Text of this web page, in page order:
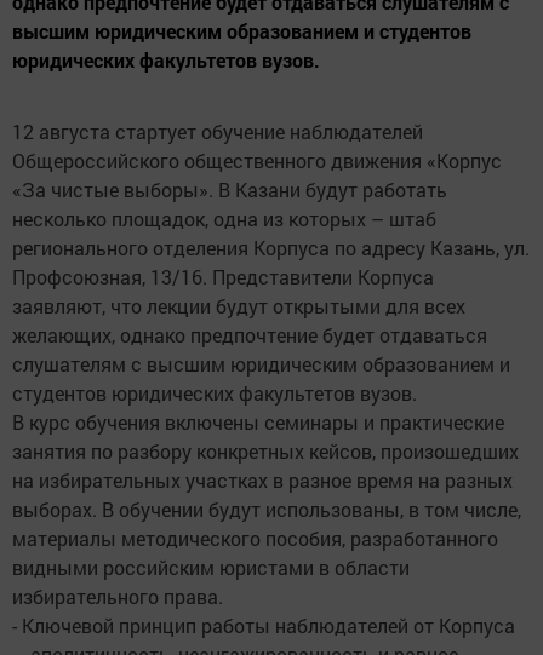
высшим юридическим образованием и студентов
юридических факультетов вузов.
12 августа стартует обучение наблюдателей
Общероссийского общественного движения «Корпус
«За чистые выборы». В Казани будут работать
несколько площадок, одна из которых – штаб
регионального отделения Корпуса по адресу Казань, ул.
Профсоюзная, 13/16. Представители Корпуса
заявляют, что лекции будут открытыми для всех
желающих, однако предпочтение будет отдаваться
слушателям с высшим юридическим образованием и
студентов юридических факультетов вузов.
В курс обучения включены семинары и практические
занятия по разбору конкретных кейсов, произошедших
на избирательных участках в разное время на разных
выборах. В обучении будут использованы, в том числе,
материалы методического пособия, разработанного
видными российским юристами в области
избирательного права.
- Ключевой принцип работы наблюдателей от Корпуса